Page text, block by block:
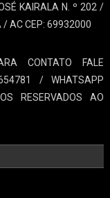
KAIRALA N. º 202 /
/ AC CEP: 69932000
CONTATO FALE
/ WHATSAPP
RESERVADOS AO